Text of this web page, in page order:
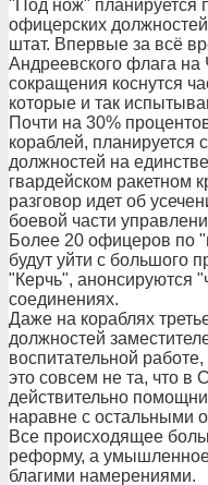
"Под нож" планируется
офицерских
штат. Впервые за всё
Андреевского флага
сокращения коснутся
которые и так
Почти на 30%
кораблей, планируется
должностей на
гвардейском ракетном
разговор идет об
боевой части
Более 20 офицеров по
будут уйти с большого
"Керчь", анонсируются
соединениях.
Даже на кораблях
должностей
воспитательной
это совсем не та, что в
действительно
наравне с остальными
Все происходящее
реформу, а
благими намерениями.